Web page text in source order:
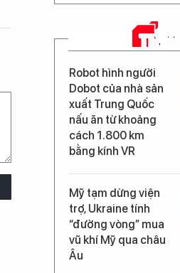
TIN MỚI
Robot hình người
Dobot của nhà sản
xuất Trung Quốc
nấu ăn từ khoảng
cách 1.800 km
bằng kính VR
Mỹ tạm dừng viện
trợ, Ukraine tính
“đường vòng” mua
vũ khí Mỹ qua châu
Âu